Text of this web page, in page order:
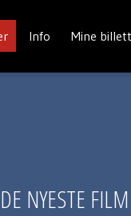
Info Mine
NYESTE